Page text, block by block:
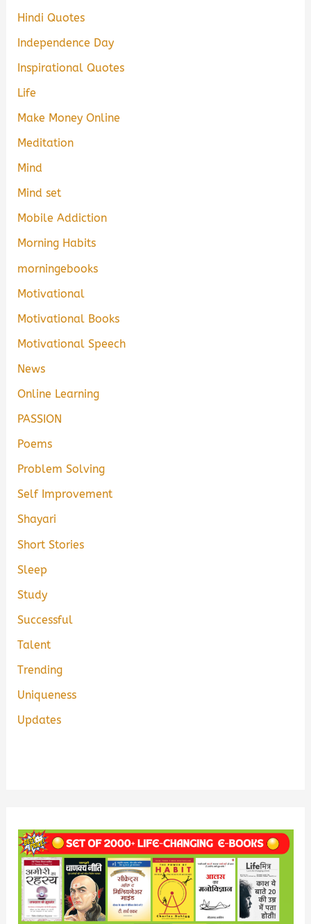
Hindi Quotes
Independence Day
Inspirational Quotes
Life
Make Money Online
Meditation
Mind
Mind set
Mobile Addiction
Morning Habits
morningebooks
Motivational
Motivational Books
Motivational Speech
News
Online Learning
PASSION
Poems
Problem Solving
Self Improvement
Shayari
Short Stories
Sleep
Study
Successful
Talent
Trending
Uniqueness
Updates